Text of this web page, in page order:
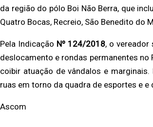
da região do pólo Boi Não Berra, que
Quatro Bocas, Recreio, São Benedito do
Pela Indicação Nº 124/2018, o vereador
deslocamento e rondas permanentes no
coibir atuação de vândalos e marginais.
ruas em torno da quadra de esportes e
Ascom